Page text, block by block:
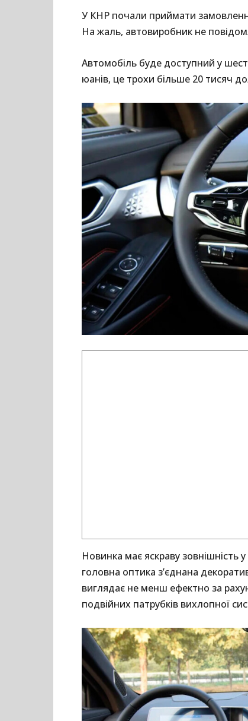
У КНР почали приймати
На жаль, автовиробник не
Автомобіль буде доступний у
юанів, це трохи більше 20 тисяч
Новинка має яскраву зовнішність
головна оптика з’єднана
виглядає не менш ефектно за
подвійних патрубків вихлопної